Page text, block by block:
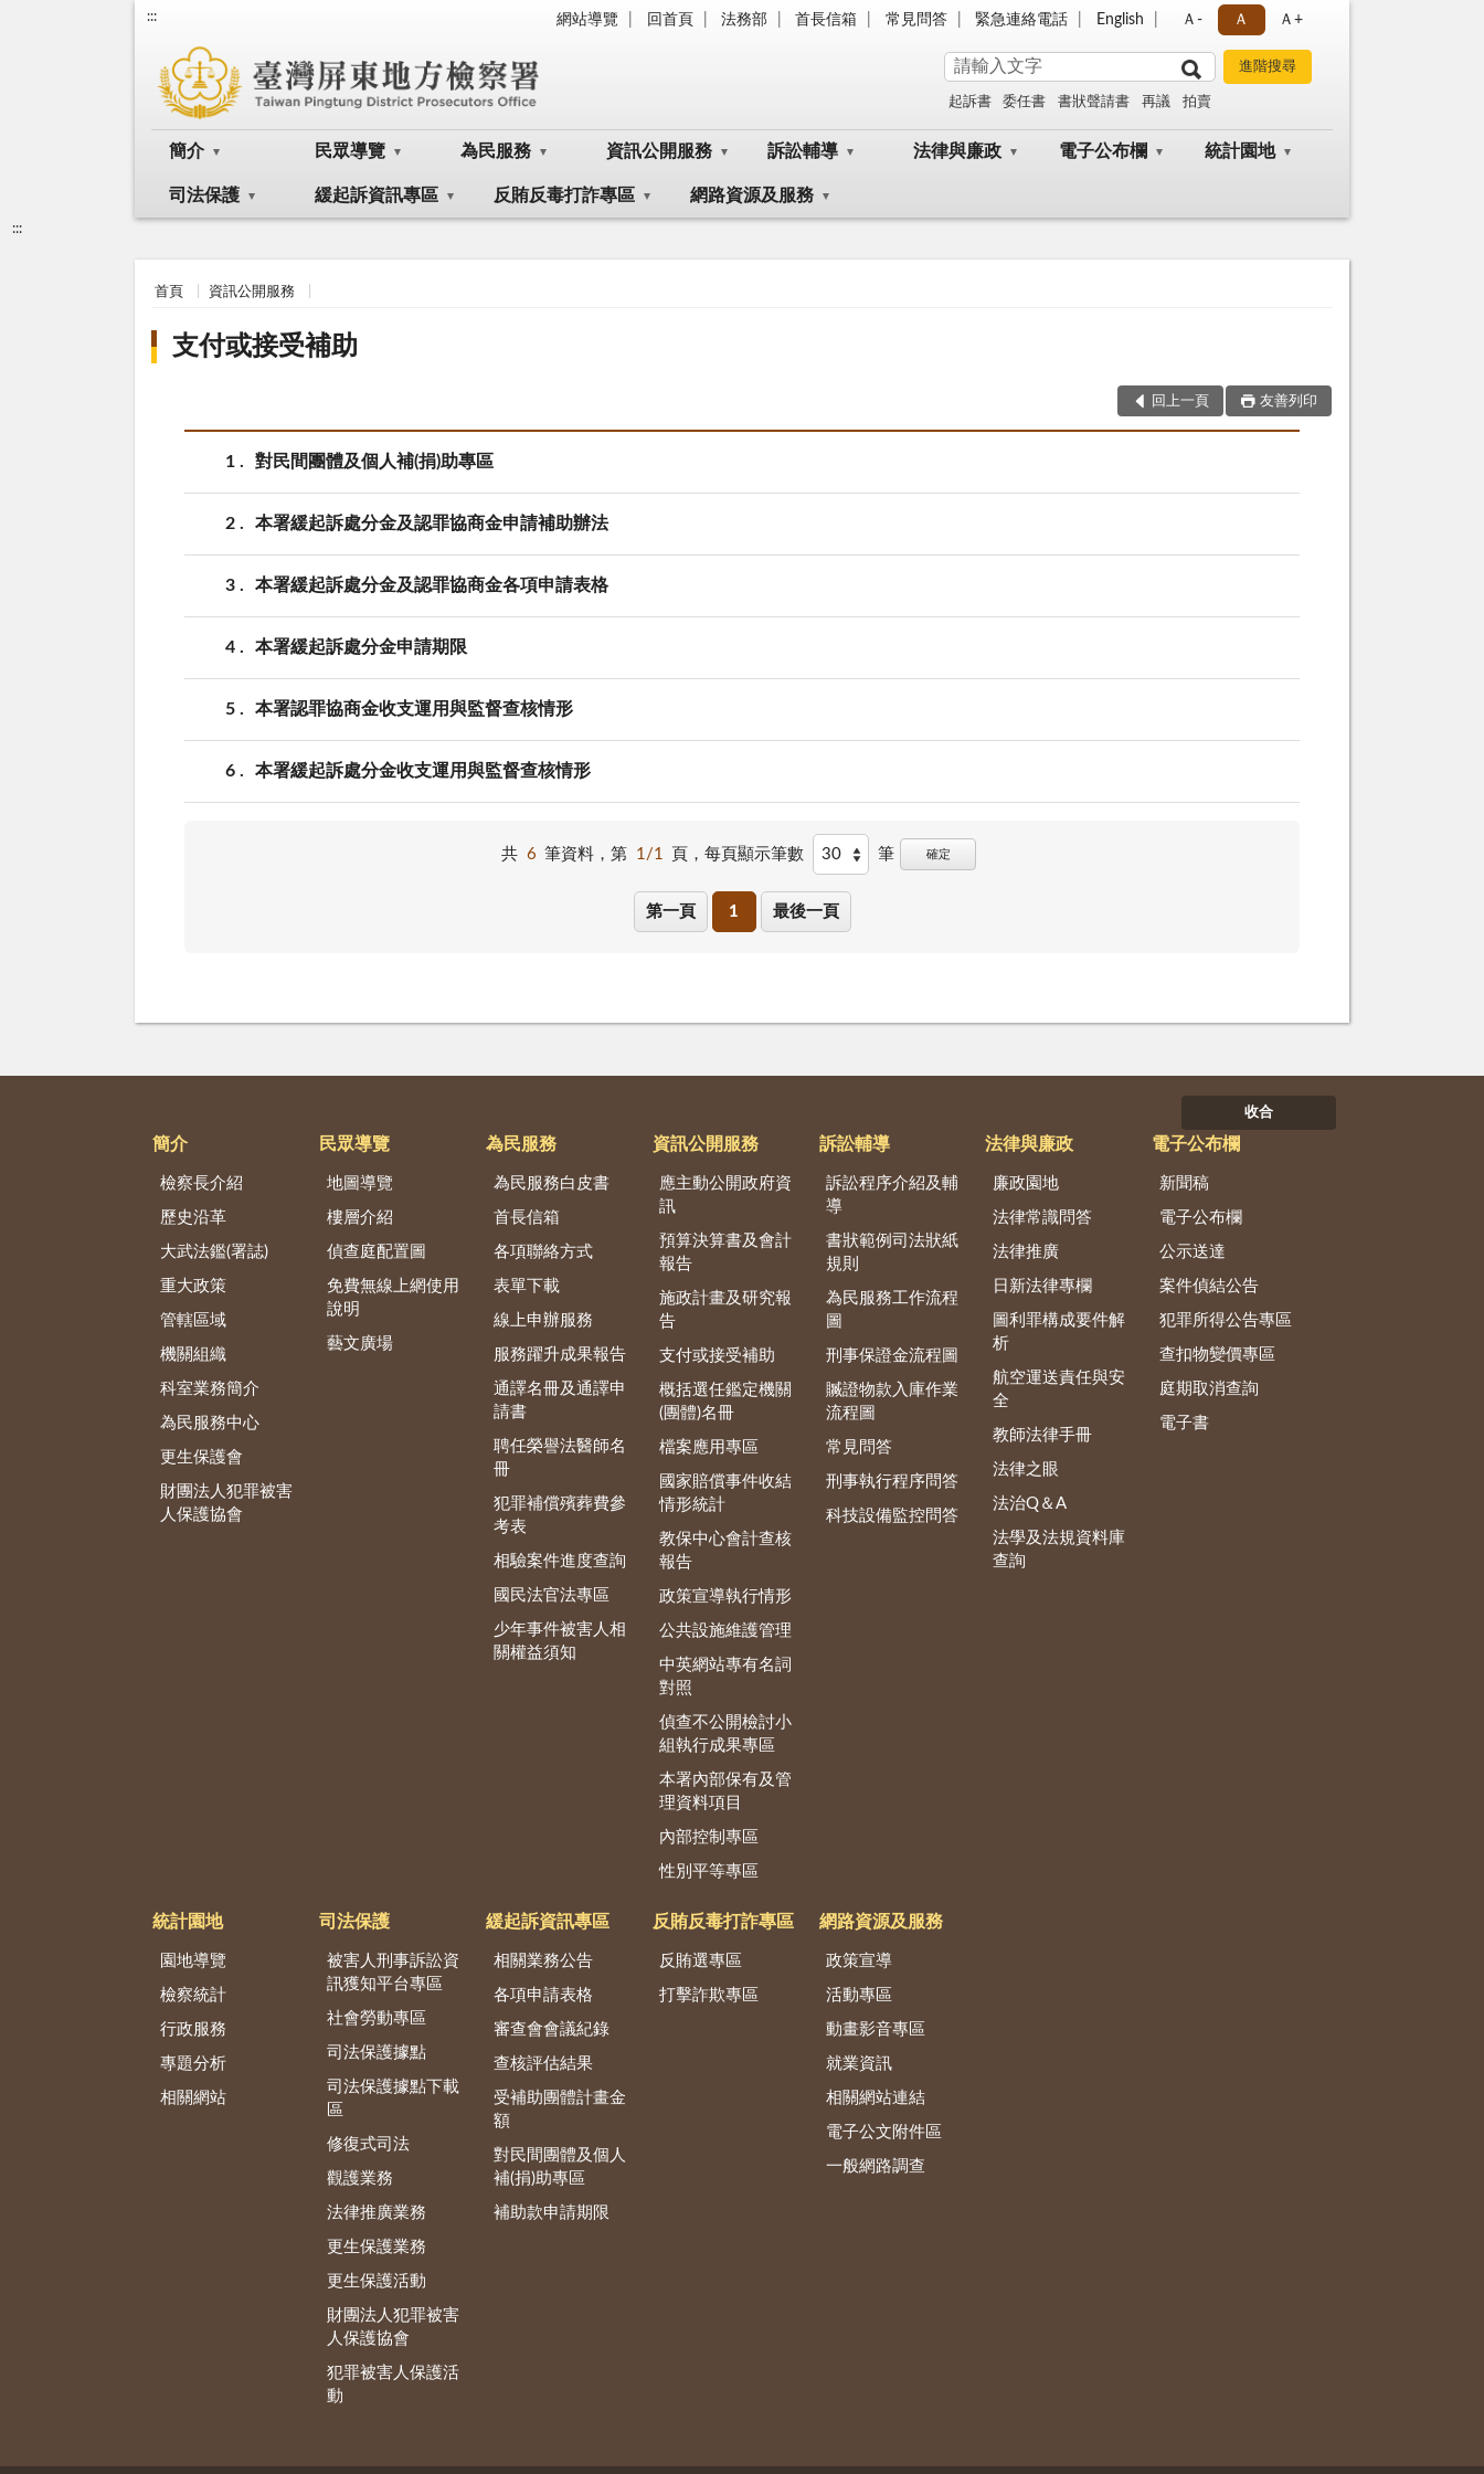
::: 網站導覽 回首頁 法務部 首長信箱 常見問答 緊急連絡電話 English Ａ- Ａ Ａ+
起訴書 委任書 書狀聲請書 再議 拍賣
簡介 民眾導覽 為民服務 資訊公開服務 訴訟輔導 法律與廉政 電子公布欄 統計園地
司法保護 緩起訴資訊專區 反賄反毒打詐專區 網路資源及服務
:::
首頁 資訊公開服務
支付或接受補助
回上一頁 友善列印
1 對民間團體及個人補(捐)助專區
2 本署緩起訴處分金及認罪協商金申請補助辦法
3 本署緩起訴處分金及認罪協商金各項申請表格
4 本署緩起訴處分金申請期限
5 本署認罪協商金收支運用與監督查核情形
6 本署緩起訴處分金收支運用與監督查核情形
共 6 筆資料，第 1/1 頁，每頁顯示筆數 筆 確定
第一頁 1 最後一頁
收合
簡介
檢察長介紹
歷史沿革
大武法鑑(署誌)
重大政策
管轄區域
機關組織
科室業務簡介
為民服務中心
更生保護會
財團法人犯罪被害
人保護協會
民眾導覽
地圖導覽
樓層介紹
偵查庭配置圖
免費無線上網使用
說明
藝文廣場
為民服務
為民服務白皮書
首長信箱
各項聯絡方式
表單下載
線上申辦服務
服務躍升成果報告
通譯名冊及通譯申
請書
聘任榮譽法醫師名
冊
犯罪補償殯葬費參
考表
相驗案件進度查詢
國民法官法專區
少年事件被害人相
關權益須知
資訊公開服務
應主動公開政府資
訊
預算決算書及會計
報告
施政計畫及研究報
告
支付或接受補助
概括選任鑑定機關
(團體)名冊
檔案應用專區
國家賠償事件收結
情形統計
教保中心會計查核
報告
政策宣導執行情形
公共設施維護管理
中英網站專有名詞
對照
偵查不公開檢討小
組執行成果專區
本署內部保有及管
理資料項目
內部控制專區
性別平等專區
訴訟輔導
訴訟程序介紹及輔
導
書狀範例司法狀紙
規則
為民服務工作流程
圖
刑事保證金流程圖
贓證物款入庫作業
流程圖
常見問答
刑事執行程序問答
科技設備監控問答
法律與廉政
廉政園地
法律常識問答
法律推廣
日新法律專欄
圖利罪構成要件解
析
航空運送責任與安
全
教師法律手冊
法律之眼
法治Q＆A
法學及法規資料庫
查詢
電子公布欄
新聞稿
電子公布欄
公示送達
案件偵結公告
犯罪所得公告專區
查扣物變價專區
庭期取消查詢
電子書
統計園地
園地導覽
檢察統計
行政服務
專題分析
相關網站
司法保護
被害人刑事訴訟資
訊獲知平台專區
社會勞動專區
司法保護據點
司法保護據點下載
區
修復式司法
觀護業務
法律推廣業務
更生保護業務
更生保護活動
財團法人犯罪被害
人保護協會
犯罪被害人保護活
動
緩起訴資訊專區
相關業務公告
各項申請表格
審查會會議紀錄
查核評估結果
受補助團體計畫金
額
對民間團體及個人
補(捐)助專區
補助款申請期限
反賄反毒打詐專區
反賄選專區
打擊詐欺專區
網路資源及服務
政策宣導
活動專區
動畫影音專區
就業資訊
相關網站連結
電子公文附件區
一般網路調查